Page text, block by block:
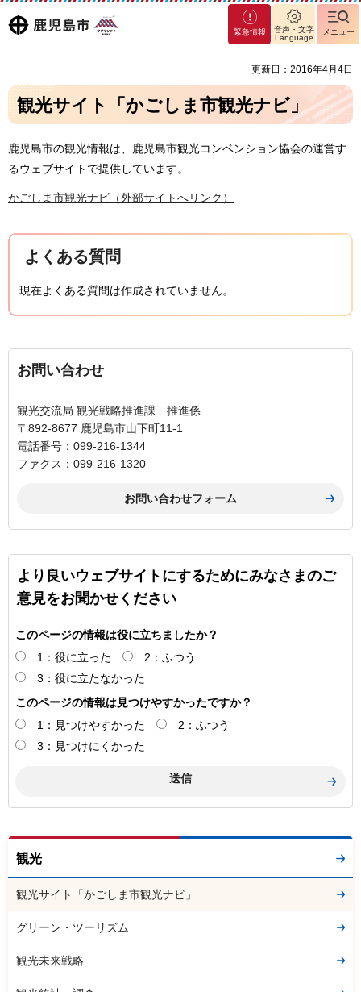
鹿児島
マグ
マシ
緊急情報
音声・文字
Language
メニュー
更新日：2016年4月4日
観光サイト「かごしま市観光ナビ」
鹿児島市の観光情報は、鹿児島市観光コンベンション協会の運営す
るウェブサイトで提供しています。
かごしま市観光ナビ（外部サイトへリンク）
よくある質問
現在よくある質問は作成されていません。
お問い合わせ
観光交流局 観光戦略推進課 推進係
〒892-8677 鹿児島市山下町11-1
電話番号：099-216-1344
ファクス：099-216-1320
より良いウェブサイトにするためにみなさまのご
意見をお聞かせください
このページの情報は役に立ちましたか？
1：役に立った
2：ふつう
3：役に立たなかった
このページの情報は見つけやすかったですか？
1：見つけやすかった
2：ふつう
3：見つけにくかった
観光
観光サイト「かごしま市観光ナビ」
グリーン・ツーリズム
観光未来戦略